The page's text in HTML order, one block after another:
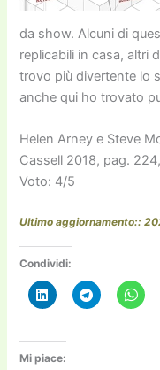
da show. Alcuni di
replicabili in casa, altri
trovo più divertente lo
anche qui ho trovato
Helen Arney e Steve
Cassell 2018, pag.
Voto: 4/5
Ultimo aggiornamento::
Condividi:
Mi piace: